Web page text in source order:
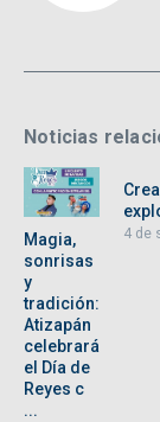
Noticias
Magia,
sonrisas
y
tradición:
Atizapán
celebrará
el Día de
Reyes c
...
4 de